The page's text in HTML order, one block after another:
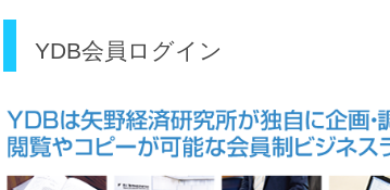
YDB会員ログイン